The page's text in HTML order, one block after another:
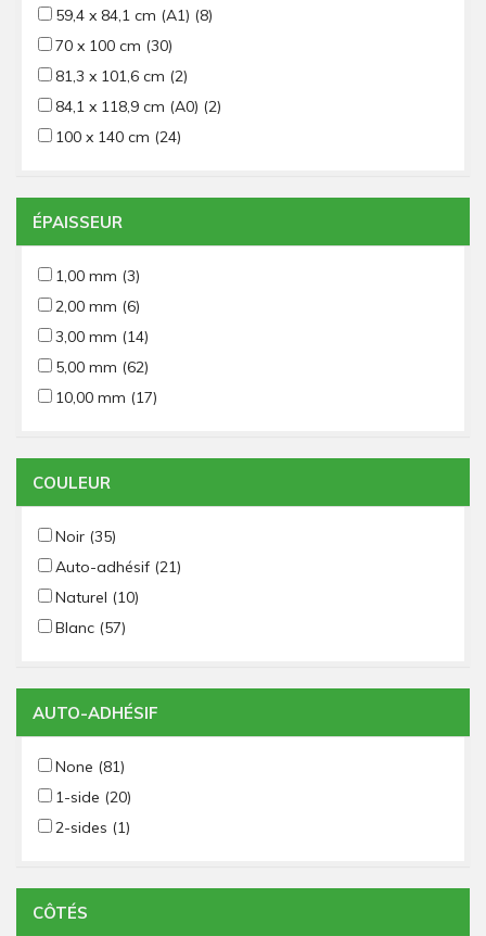
59,4 x 84,1 cm (A1) (8)
70 x 100 cm (30)
81,3 x 101,6 cm (2)
84,1 x 118,9 cm (A0) (2)
100 x 140 cm (24)
ÉPAISSEUR
1,00 mm (3)
2,00 mm (6)
3,00 mm (14)
5,00 mm (62)
10,00 mm (17)
COULEUR
Noir (35)
Auto-adhésif (21)
Naturel (10)
Blanc (57)
AUTO-ADHÉSIF
None (81)
1-side (20)
2-sides (1)
CÔTÉS